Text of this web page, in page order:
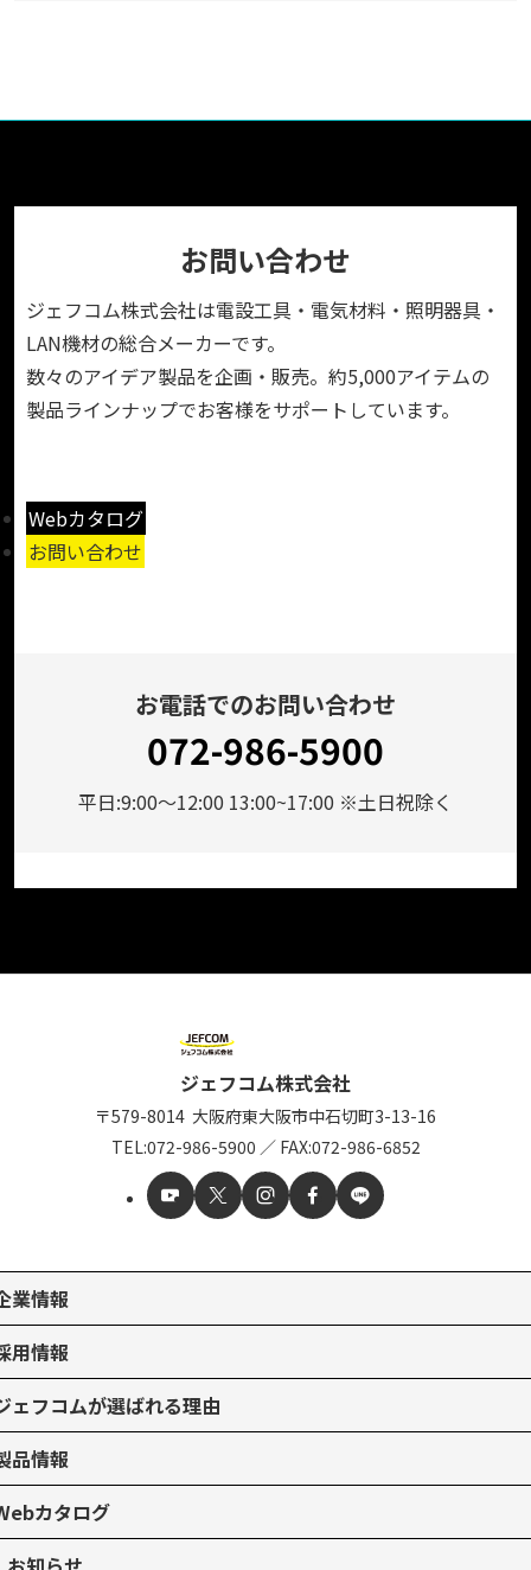
お問い合わせ
ジェフコム株式会社は電設工具・電気材料・照明器具・
LAN機材の総合メーカーです。
数々のアイデア製品を企画・販売。約5,000アイテムの
製品ラインナップでお客様をサポートしています。
Webカタログ
お問い合わせ
お電話でのお問い合わせ
072-986-5900
平日:9:00～12:00 13:00~17:00 ※土日祝除く
ジェフコム株式会社
〒579-8014 大阪府東大阪市中石切町3-13-16
TEL:072-986-5900 ／ FAX:072-986-6852
業情報
用情報
ェフコムが選ばれる理由
品情報
カタログ